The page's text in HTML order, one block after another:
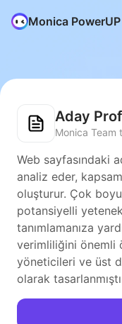
Monica PowerUP
Aday
Monica Team
Web sayfasındaki
analiz eder,
oluşturur. Çok
potansiyelli
tanımlamanıza
verimliliğini önemli
yöneticileri ve üst
olarak